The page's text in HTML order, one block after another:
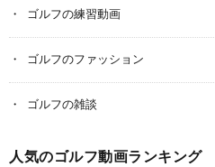
ゴルフの練習動画
ゴルフのファッション
ゴルフの雑談
人気のゴルフ動画ランキング